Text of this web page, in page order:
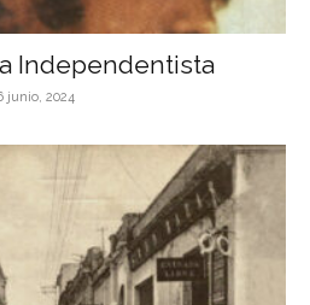
Independentista
junio, 2024